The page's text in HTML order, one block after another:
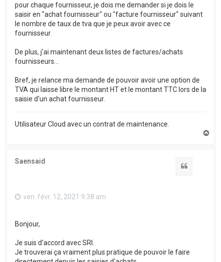
pour chaque fournisseur, je dois me demander si je dois le
saisir en "achat fournisseur" ou "facture fournisseur" suivant
le nombre de taux de tva que je peux avoir avec ce
fournisseur.
De plus, j'ai maintenant deux listes de factures/achats
fournisseurs...
Bref, je relance ma demande de pouvoir avoir une option de
TVA qui laisse libre le montant HT et le montant TTC lors de la
saisie d'un achat fournisseur.
Utilisateur Cloud avec un contrat de maintenance.
Saensaid
ven. févr. 12, 2021 9:38 am
Bonjour,
Je suis d'accord avec SRI.
Je trouverai ça vraiment plus pratique de pouvoir le faire